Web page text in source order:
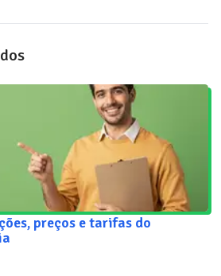
preços e tarifas do